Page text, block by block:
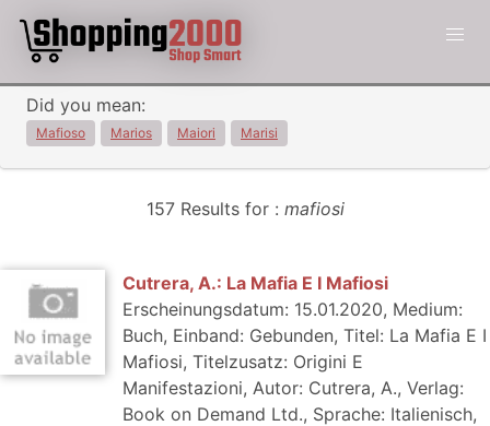
Did you mean:
Mafioso Marios Maiori Marisi
157 Results for : mafiosi
Cutrera, A.: La Mafia E I Mafiosi
Erscheinungsdatum: 15.01.2020, Medium:
Buch, Einband: Gebunden, Titel: La Mafia E I
Mafiosi, Titelzusatz: Origini E
Manifestazioni, Autor: Cutrera, A., Verlag:
Book on Demand Ltd., Sprache: Italienisch,